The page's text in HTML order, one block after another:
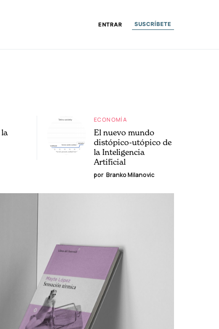
ENTRAR SUSCRÍBETE
ECONOMÍA
El nuevo mundo
distópico-utópico de
la Inteligencia
Artificial
por Branko Milanovic